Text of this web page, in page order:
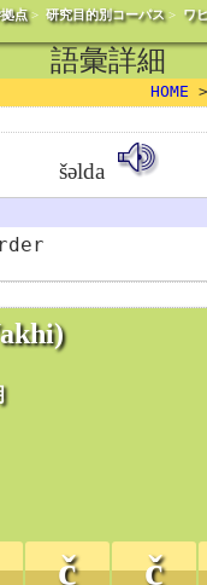
点> 研究目的別コーパス> ワ
č č̣
語彙詳細
HOME
šəlda